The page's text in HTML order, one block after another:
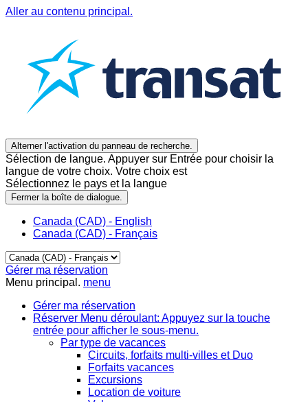
Aller au contenu principal.
Alterner l'activation du panneau de recherche.
Sélection de langue. Appuyer sur Entrée pour choisir la
langue de votre choix. Votre choix est
Sélectionnez le pays et la langue
Fermer la boîte de dialogue.
Canada (CAD) - English
Canada (CAD) - Français
Gérer ma réservation
Menu principal. menu
Gérer ma réservation
Réserver Menu déroulant: Appuyez sur la touche
entrée pour afficher le sous-menu.
Par type de vacances
Circuits, forfaits multi-villes et Duo
Forfaits vacances
Excursions
Location de voiture